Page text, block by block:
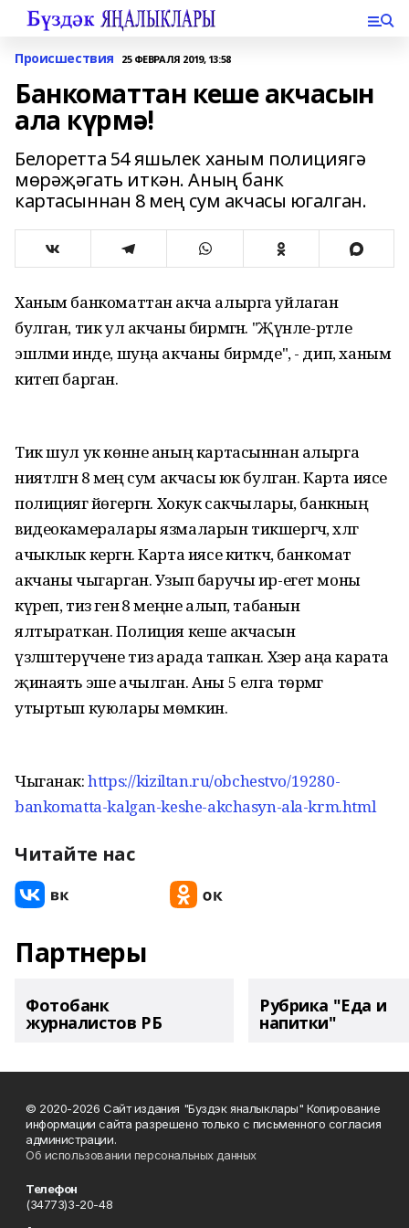
Происшествия 25 ФЕВРАЛЯ 2019, 13:58
Банкоматтан кеше акчасын
ала күрмә!
Белоретта 54 яшьлек ханым полициягә
мөрәҗәгать иткән. Аның банк
картасыннан 8 мең сум акчасы югалган.
Ханым банкоматтан акча алырга уйлаган
булган, тик ул акчаны бирмәгән. "Җүнле-рәтле
эшләми инде, шуңа акчаны бирмәде", - дип, ханым
китеп барган.
Тик шул ук көнне аның картасыннан алырга
ниятләгән 8 мең сум акчасы юк булган. Карта иясе
полициягә йөгергән. Хокук сакчылары, банкның
видеокамералары язмаларын тикшергәч, хәлгә
ачыклык кергән. Карта иясе киткәч, банкомат
акчаны чыгарган. Узып баручы ир-егет моны
күреп, тиз генә 8 меңне алып, табанын
ялтыраткан. Полиция кеше акчасын
үзләштерүчене тиз арада тапкан. Хәзер аңа карата
җинаять эше ачылган. Аны 5 елга төрмәгә
утыртып куюлары мөмкин.
Чыганак:https://kiziltan.ru/obchestvo/19280-
bankomatta-kalgan-keshe-akchasyn-ala-krm.html
Читайте нас
Партнеры
Фотобанк
журналистов РБ
Рубрика "Еда и
напитки"
© 2020-2026 Сайт издания "Буздэк яналыклары" Копирование
информации сайта разрешено только с письменного согласия
администрации.
Об использовании персональных данных
Телефон
(34773)3-20-48